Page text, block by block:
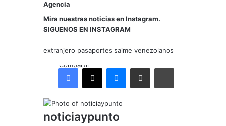
Agencia
Mira nuestras noticias en Instagram.
SIGUENOS EN INSTAGRAM
extranjero pasaportes saime venezolanos
CompartirFacebook
X MessengerCompartir por correo electrónicoImprimir
noticiaypunto